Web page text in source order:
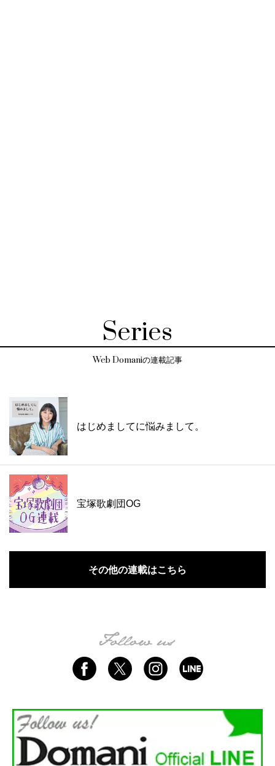
Series
Web Domaniの連載記事
はじめましてに悩みまして。
宝塚歌劇団OG
その他の連載はこちら